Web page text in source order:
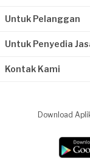
Untuk Pelanggan
Untuk Penyedia
Kontak Kami
Download